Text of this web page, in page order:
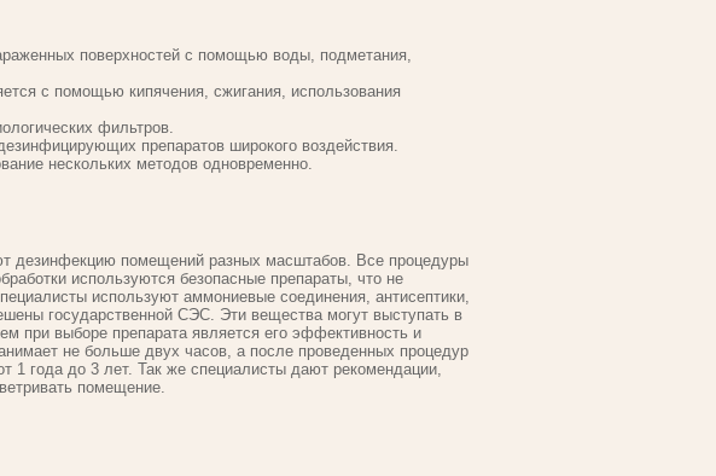
поверхностей с помощью воды, подметания,
с помощью кипячения, сжигания, использования
фильтров.
препаратов широкого воздействия.
нескольких методов одновременно.
дезинфекцию помещений разных масштабов. Все процедуры
используются безопасные препараты, что не
используют аммониевые соединения, антисептики,
государственной СЭС. Эти вещества могут выступать в
при выборе препарата является его эффективность и
не больше двух часов, а после проведенных процедур
1 года до 3 лет. Так же специалисты дают рекомендации,
помещение.